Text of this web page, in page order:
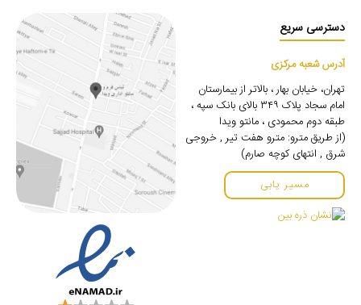
دسترسی سریع
آدرس شعبه مرکزی
تهران، خیابان بهار ، بالاتر از بیمارستان
امام سجاد پلاک ۳۴۹ بالای بانک سپه ،
طبقه دوم محمودی ، مانتو ویدا
(از طریق مترو: مترو هفت تیر , خروجی
شرق , انتهای کوچه صارم)
مسیر یابی